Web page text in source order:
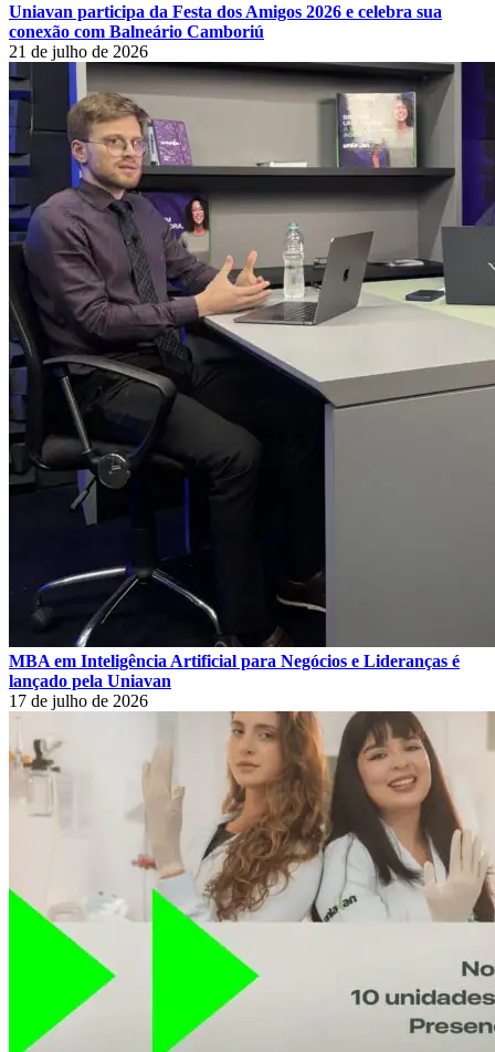
Uniavan participa da Festa dos Amigos 2026 e celebra sua
conexão com Balneário Camboriú
21 de julho de 2026
MBA em Inteligência Artificial para Negócios e Lideranças é
lançado pela Uniavan
17 de julho de 2026